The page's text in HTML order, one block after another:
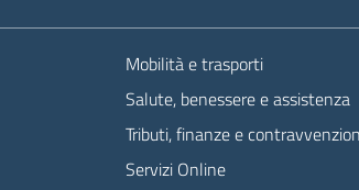
Mobilità e trasporti
Salute, benessere e assistenza
Tributi, finanze e
Servizi Online